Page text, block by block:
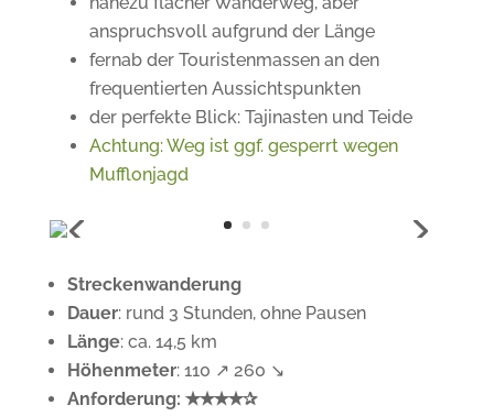
anspruchsvoll aufgrund der Länge
fernab der Touristenmassen an den
frequentierten Aussichtspunkten
der perfekte Blick: Tajinasten und Teide
Achtung: Weg ist ggf. gesperrt wegen
Mufflonjagd
Streckenwanderung
Dauer: rund 3 Stunden, ohne Pausen
Länge: ca. 14,5 km
Höhenmeter: 110 ↗ 260 ↘
Anforderung: ✭✭✭✭✰